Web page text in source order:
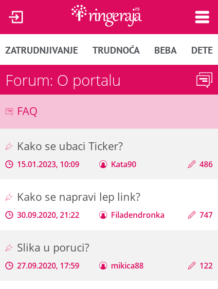
ZATRUDNJIVANJE TRUDNOĆA BEBA DETE
Forum: O portalu
FAQ
Kako se ubaci Ticker?
15.01.2023, 10:09 Kata90 486
Kako se napravi lep link?
30.09.2020, 21:22 Filadendronka 747
Slika u poruci?
27.09.2020, 17:59 mikica88 122